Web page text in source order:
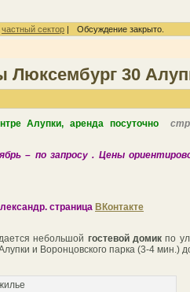
частный сектор | Обсуждение закрыто.
Люксембург 30
Алупки, аренда посуточно
– по запросу . Цены
страница ВКонтакте
небольшой гостевой домик по
и Воронцовского парка (3-4 мин.)